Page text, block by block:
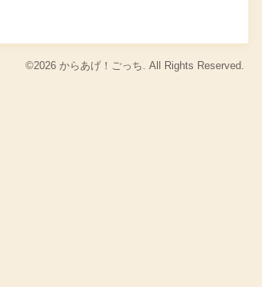
©2026 からあげ！ごっち. All Rights Reserved.